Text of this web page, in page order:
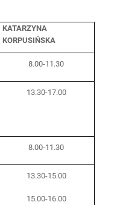
KATARZYNA
KORPUSIŃSKA
8.00-11.30
13.30-17.00
8.00-11.30
13.30-15.00
15.00-16.00